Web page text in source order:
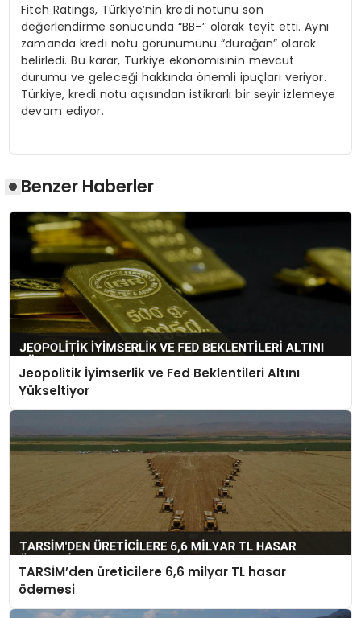
Fitch Ratings, Türkiye’nin kredi notunu son
değerlendirme sonucunda “BB-” olarak teyit etti. Aynı
zamanda kredi notu görünümünü “durağan” olarak
belirledi. Bu karar, Türkiye ekonomisinin mevcut
durumu ve geleceği hakkında önemli ipuçları veriyor.
Türkiye, kredi notu açısından istikrarlı bir seyir izlemeye
devam ediyor.
Benzer Haberler
Jeopolitik İyimserlik ve Fed Beklentileri Altını
Yükseltiyor
TARSİM’den üreticilere 6,6 milyar TL hasar
ödemesi